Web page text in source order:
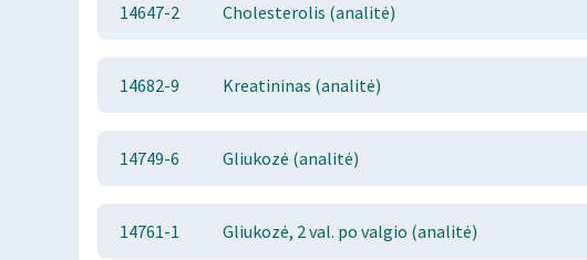
14647-2 Cholesterolis (analitė)
14682-9 Kreatininas (analitė)
14749-6 Gliukozė (analitė)
14761-1 Gliukozė, 2 val. po valgio (analitė)